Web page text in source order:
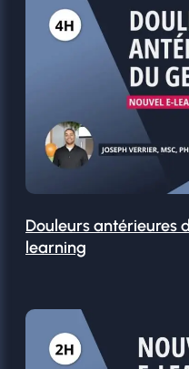
Douleurs antérieures
learning